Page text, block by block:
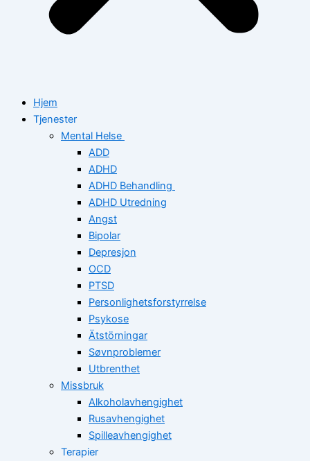
Hjem
Tjenester
Mental Helse
ADD
ADHD
ADHD Behandling
ADHD Utredning
Angst
Bipolar
Depresjon
OCD
PTSD
Personlighetsforstyrrelse
Psykose
Ätstörningar
Søvnproblemer
Utbrenthet
Missbruk
Alkoholavhengighet
Rusavhengighet
Spilleavhengighet
Terapier